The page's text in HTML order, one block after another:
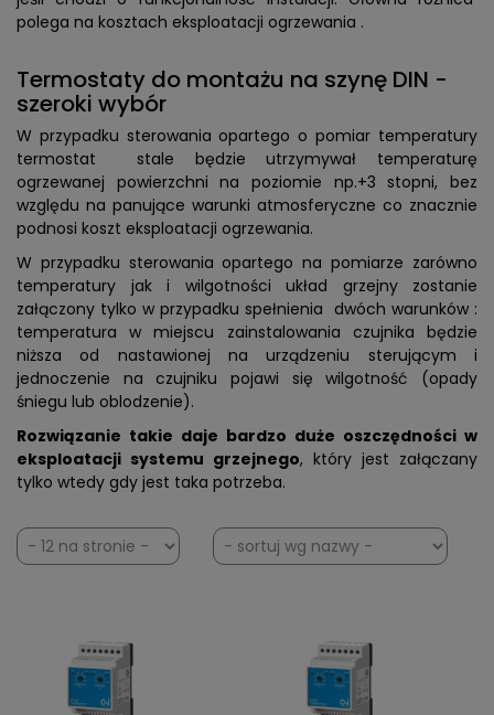
polega na kosztach eksploatacji ogrzewania .
Termostaty do montażu na szynę DIN -
szeroki wybór
W przypadku sterowania opartego o pomiar temperatury
termostat stale będzie utrzymywał temperaturę
ogrzewanej powierzchni na poziomie np.+3 stopni, bez
względu na panujące warunki atmosferyczne co znacznie
podnosi koszt eksploatacji ogrzewania.
W przypadku sterowania opartego na pomiarze zarówno
temperatury jak i wilgotności układ grzejny zostanie
załączony tylko w przypadku spełnienia dwóch warunków :
temperatura w miejscu zainstalowania czujnika będzie
niższa od nastawionej na urządzeniu sterującym i
jednoczenie na czujniku pojawi się wilgotność (opady
śniegu lub oblodzenie).
Rozwiązanie takie daje bardzo duże oszczędności w
eksploatacji systemu grzejnego, który jest załączany
tylko wtedy gdy jest taka potrzeba.